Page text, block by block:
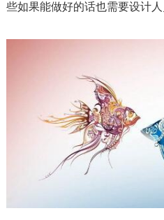
些如果能做好的话也需要设计人